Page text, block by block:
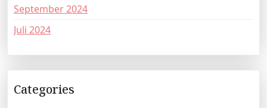
September 2024
Juli 2024
Categories